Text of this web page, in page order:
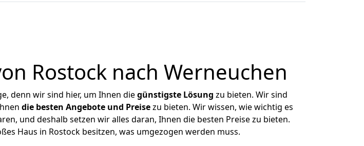
Rostock nach Werneuchen
denn wir sind hier, um Ihnen diegünstigste Lösung zu bieten. Wir sind
die besten Angebote und Preisezu bieten. Wir wissen, wie wichtig es
und deshalb setzen wir alles daran, Ihnen die besten Preise zu bieten.
Haus in Rostock besitzen, was umgezogen werden muss.